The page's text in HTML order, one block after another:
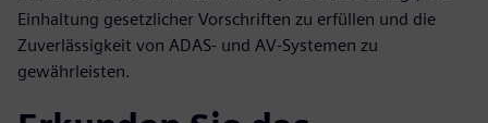
Einhaltung gesetzlicher Vorschriften zu erfüllen und die
Zuverlässigkeit von ADAS- und AV-Systemen zu
gewährleisten.